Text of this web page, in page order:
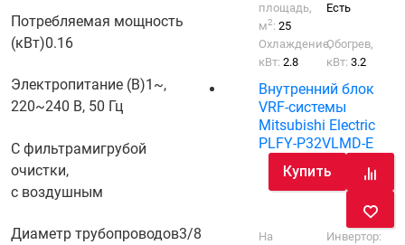
Потребляемая мощность
(кВт)0.16
Электропитание (В)1~,
220~240 В, 50 Гц
С фильтрамигрубой
очистки,
с воздушным
Диаметр трубопроводов3/8
площадь,
м2:25
Есть
Охлаждение,
кВт:2.8
Обогрев,
кВт:3.2
Внутренний блок
VRF-системы
Mitsubishi Electric
PLFY-P32VLMD-E
Купить
На
Инвертор: